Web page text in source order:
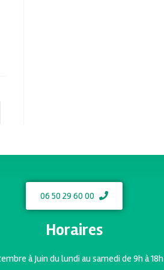
06 50 29 60 00
Horaires
à Juin du lundi au samedi de 9h à 18h